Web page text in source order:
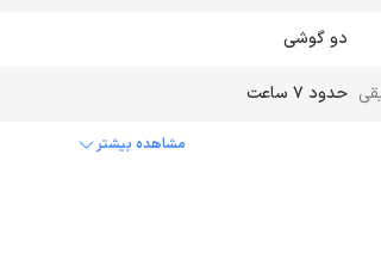
دو گوشی
حدود 7 ساعت
مشاهده بیشتر